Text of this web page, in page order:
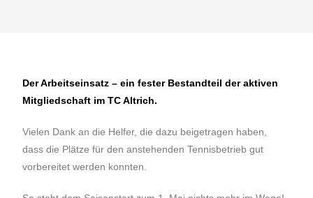
Der Arbeitseinsatz – ein fester Bestandteil der aktiven
Mitgliedschaft im TC Altrich.
Vielen Dank an die Helfer, die dazu beigetragen haben,
dass die Plätze für den anstehenden Tennisbetrieb gut
vorbereitet werden konnten.